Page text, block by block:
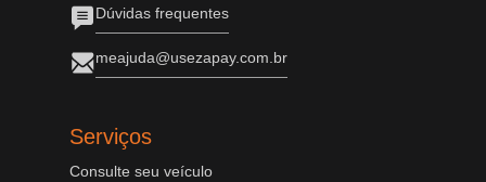
Dúvidas frequentes
meajuda@usezapay.com.br
Serviços
Consulte seu veículo